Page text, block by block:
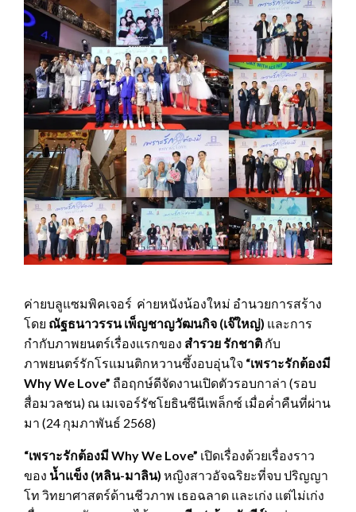
ค่ายบลูแซมพิคเจอร์ ค่ายหนังน้องใหม่ อำนวยการสร้าง
โดย ณัฐธนาวรรน เพ็ญชาญวัฒนกิจ (เจ๊ใหญ่) และการ
กำกับภาพยนตร์เรื่องแรกของ สำรวย รักชาติ กับ
ภาพยนตร์รักโรแมนติกหวานซึ้งอบอุ่นใจ “เพราะรักต้องมี
Why We Love” ถือฤกษ์ดีจัดงานเปิดตัวรอบกาล่า (รอบ
สื่อมวลชน) ณ เมเจอร์รัชโยธินซีนีเพล็กซ์ เมื่อค่ำคืนที่ผ่าน
มา (24 กุมภาพันธ์ 2568)
“เพราะรักต้องมีWhy We Love” เปิดเรื่องด้วยเรื่องราว
ของ น้ำแข็ง (หลิน-มาลิน) หญิงสาวอัจฉริยะที่จบ ปริญญา
โท วิทยาศาสตร์ด้านชีวภาพ เธอฉลาด และเก่ง แต่ไม่เก่ง